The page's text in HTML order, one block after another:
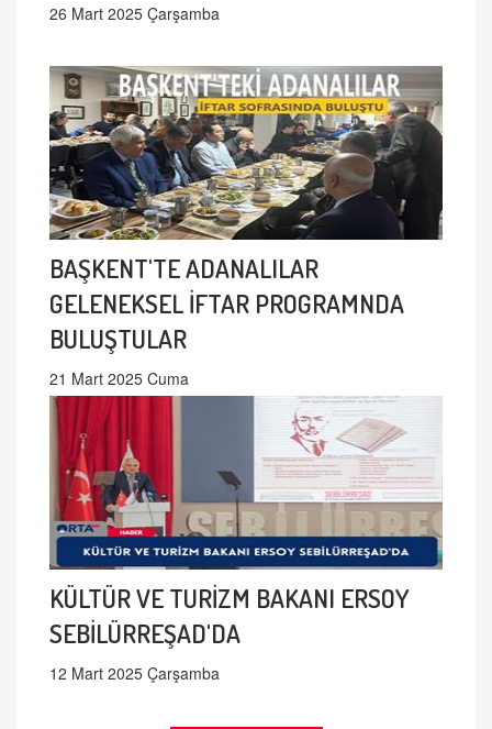
26 Mart 2025 Çarşamba
BAŞKENT'TE ADANALILAR
GELENEKSEL İFTAR PROGRAMNDA
BULUŞTULAR
21 Mart 2025 Cuma
KÜLTÜR VE TURİZM BAKANI ERSOY
SEBİLÜRREŞAD'DA
12 Mart 2025 Çarşamba